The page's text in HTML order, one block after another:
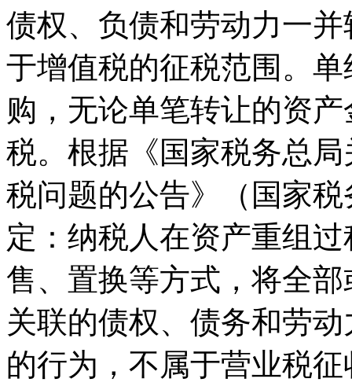
债权、负债和劳动力一
于增值税的征税范围。
购，无论单笔转让的资
税。根据《国家税务总
税问题的公告》（国家
定：纳税人在资产重组
售、置换等方式，将全
关联的债权、债务和劳
的行为，不属于营业税